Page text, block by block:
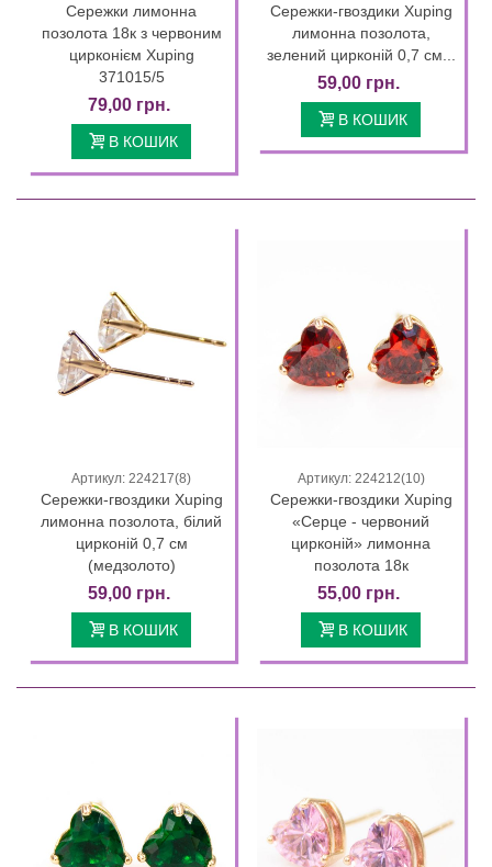
Сережки лимонна
позолота 18к з червоним
цирконієм Xuping
371015/5
79,00 грн.
В КОШИК
Сережки-гвоздики Xuping
лимонна позолота,
зелений цирконій 0,7 см...
59,00 грн.
В КОШИК
Артикул: 224217(8)
Сережки-гвоздики Xuping
лимонна позолота, білий
цирконій 0,7 см
(медзолото)
59,00 грн.
В КОШИК
Артикул: 224212(10)
Сережки-гвоздики Xuping
«Серце - червоний
цирконій» лимонна
позолота 18к
55,00 грн.
В КОШИК